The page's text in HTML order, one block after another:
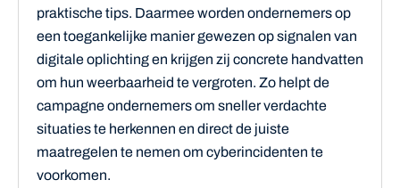
praktische tips. Daarmee worden ondernemers op
een toegankelijke manier gewezen op signalen van
digitale oplichting en krijgen zij concrete handvatten
om hun weerbaarheid te vergroten. Zo helpt de
campagne ondernemers om sneller verdachte
situaties te herkennen en direct de juiste
maatregelen te nemen om cyberincidenten te
voorkomen.